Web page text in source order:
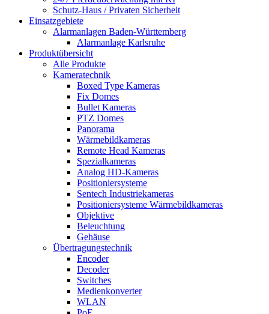
Schutz-Haus / Privaten Sicherheit
Einsatzgebiete
Alarmanlagen Baden-Württemberg
Alarmanlage Karlsruhe
Produktübersicht
Alle Produkte
Kameratechnik
Boxed Type Kameras
Fix Domes
Bullet Kameras
PTZ Domes
Panorama
Wärmebildkameras
Remote Head Kameras
Spezialkameras
Analog HD-Kameras
Positioniersysteme
Sentech Industriekameras
Positioniersysteme Wärmebildkameras
Objektive
Beleuchtung
Gehäuse
Übertragungstechnik
Encoder
Decoder
Switches
Medienkonverter
WLAN